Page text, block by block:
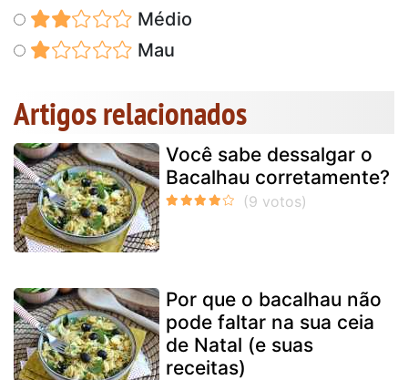
Médio
Mau
Artigos relacionados
Você sabe dessalgar o
Bacalhau corretamente?
Por que o bacalhau não
pode faltar na sua ceia
de Natal (e suas
receitas)